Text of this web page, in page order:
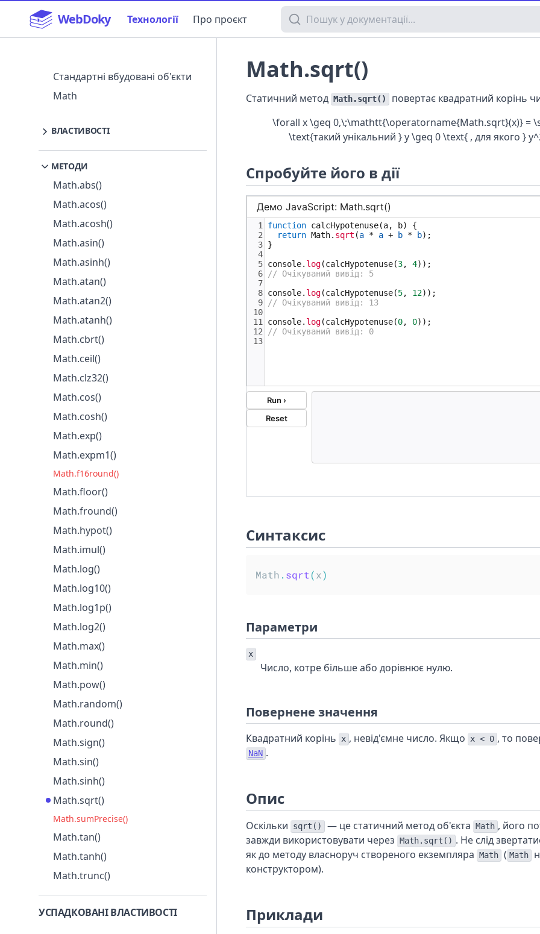
WebDoky Технології Про проєкт Пошук у документації
Math.sqrt()
Статичний метод Math.sqrt()
повертає квадратний корінь
\forall x \geq 0,\;\mathtt{\operatorname{Math.sqrt}(x)} =
\text{такий унікальний } y \geq 0 \text{ , для якого }
Спробуйте його в дії
Синтаксис
Math . sqrt(x)
Параметри
x
Число, котре більше або дорівнює нулю.
Повернене значення
Квадратний корінь x , невід'ємне число. Якщо x < 0 , то
NaN .
Опис
Оскільки sqrt() — це статичний метод об'єкта Math , його
завжди використовувати через Math.sqrt() . Не слід
як до методу власноруч створеного екземпляра Math ( Math
конструктором).
Приклади
Навігація
Стандартні вбудовані об'єкти
Math
ВЛАСТИВОСТІ
Math.E
Math.LN10
Math.LN2
Math.LOG10E
Math.LOG2E
Math.PI
Math.SQRT1_2
Math.SQRT2
МЕТОДИ
Math.abs()
Math.acos()
Math.acosh()
Math.asin()
Math.asinh()
Math.atan()
Math.atan2()
Math.atanh()
Math.cbrt()
Math.ceil()
Math.clz32()
Math.cos()
Math.cosh()
Math.exp()
Math.expm1()
Math.f16round()
Math.floor()
Math.fround()
Math.hypot()
Math.imul()
Math.log()
Math.log10()
Math.log1p()
Math.log2()
Math.max()
Math.min()
Math.pow()
Math.random()
Math.round()
Math.sign()
Math.sin()
Math.sinh()
Math.sqrt()
Math.sumPrecise()
Math.tan()
Math.tanh()
Math.trunc()
УСПАДКОВАНІ ВЛАСТИВОСТІ